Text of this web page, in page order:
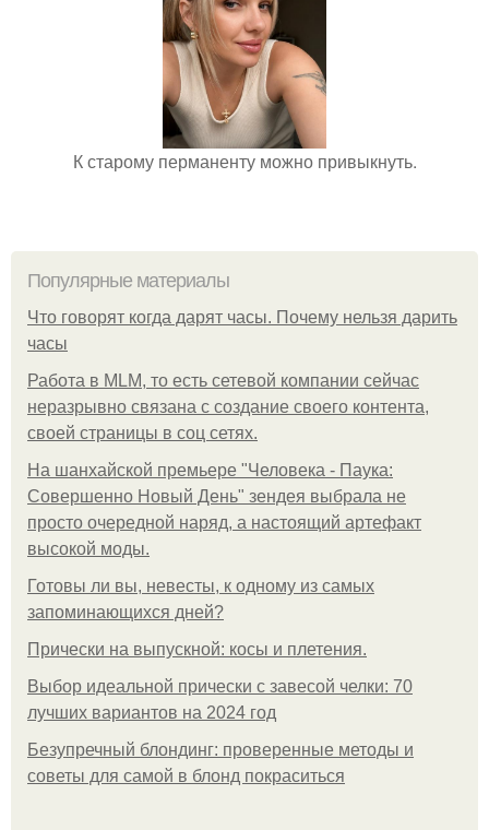
К старому перманенту можно привыкнуть.
Популярные материалы
Что говорят когда дарят часы. Почему нельзя дарить
часы
Работа в MLM, то есть сетевой компании сейчас
неразрывно связана с создание своего контента,
своей страницы в соц сетях.
На шанхайской премьере "Человека - Паука:
Совершенно Новый День" зендея выбрала не
просто очередной наряд, а настоящий артефакт
высокой моды.
Готовы ли вы, невесты, к одному из самых
запоминающихся дней?
Прически на выпускной: косы и плетения.
Выбор идеальной прически с завесой челки: 70
лучших вариантов на 2024 год
Безупречный блондинг: проверенные методы и
советы для самой в блонд покраситься